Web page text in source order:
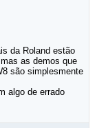
da Roland estão
as demos que
são simplesmente
algo de errado